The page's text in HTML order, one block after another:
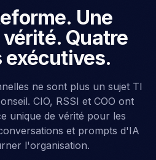
Une
Quatre
ne sont plus un sujet TI
CIO, RSSI et COO ont
unique de vérité pour les
et prompts d'IA
l'organisation.